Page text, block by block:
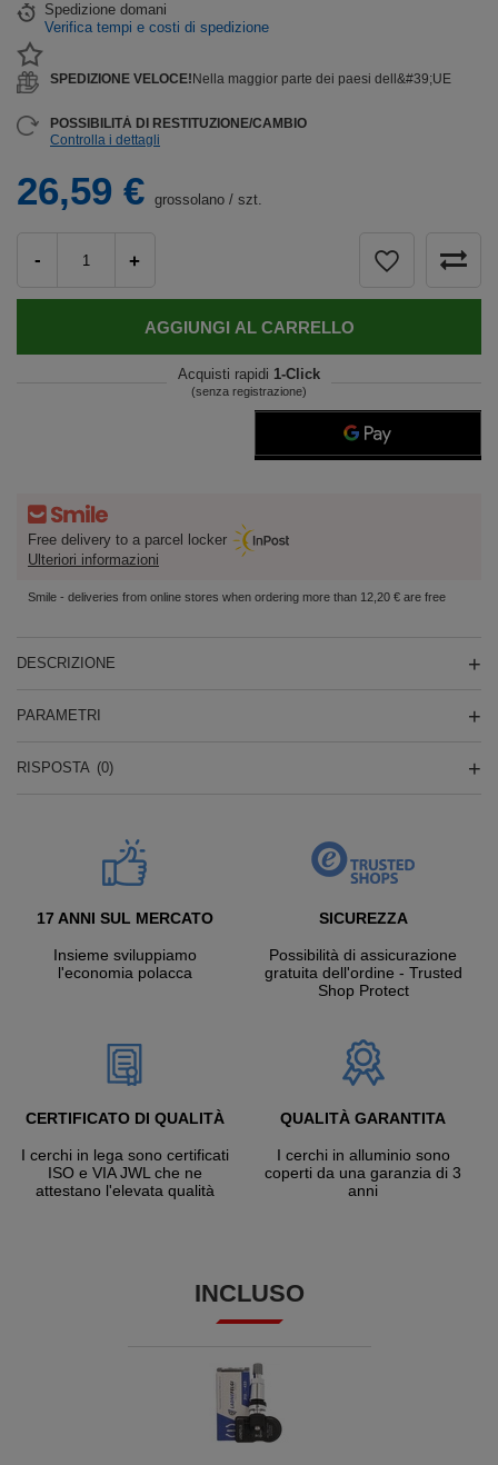
26,59 € grossolano / szt.
- +
AGGIUNGI AL CARRELLO
Acquisti rapidi 1-Click
(senza registrazione)
Spedizione domani
Verifica tempi e costi di spedizione
SPEDIZIONE VELOCE! Nella maggior parte dei paesi dell&#39;UE
POSSIBILITÀ DI RESTITUZIONE/CAMBIO
Controlla i dettagli
Free delivery to a parcel locker
Ulteriori informazioni
Smile - deliveries from online stores when ordering more than 12,20 € are free
DESCRIZIONE
PARAMETRI
RISPOSTA (0)
17 ANNI SUL MERCATO
Insieme sviluppiamo
l'economia polacca
SICUREZZA
Possibilità di assicurazione
gratuita dell'ordine - Trusted
Shop Protect
CERTIFICATO DI QUALITÀ
I cerchi in lega sono certificati
ISO e VIA JWL che ne
attestano l'elevata qualità
QUALITÀ GARANTITA
I cerchi in alluminio sono
coperti da una garanzia di 3
anni
INCLUSO